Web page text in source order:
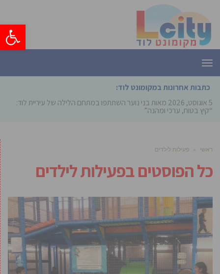
פתח
תפריט
כתבות אחרונות במקומונט לוד:
5 אוגוסט, 2026
מאות בני נוער השתתפו במתחם הלילה של עיריית לוד:
“קיץ בטוח, ערכי ומהנה”
ראשי » פעילות לילדים
כל הפוסטים בפעילות לילדים